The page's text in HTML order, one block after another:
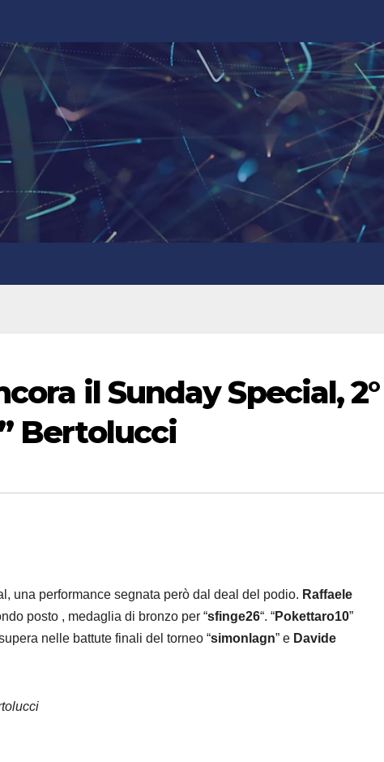
il Sunday Special, 2°
Bertolucci
una performance segnata però dal deal del podio. Raffaele
posto , medaglia di bronzo per “sfinge26“. “Pokettaro10”
nelle battute finali del torneo “simonlagn” e Davide